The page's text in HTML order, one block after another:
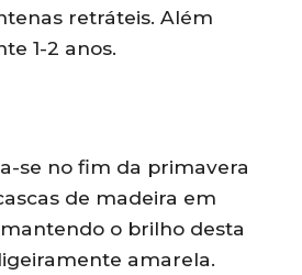
retráteis. Além
1-2 anos.
se no fim da primavera
de madeira em
o brilho desta
amarela.